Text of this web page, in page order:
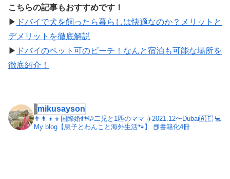
こちらの記事もおすすめです！
▶︎ ドバイで犬を飼ったら暮らしは快適なのか？メリットと
デメリットを徹底解説
▶︎ ドバイのペット可のビーチ！なんと宿泊も可能な場所を
徹底紹介！
mikusayson
👨‍👩‍👦‍👦国際婚👬🐶二児と1匹のママ ✈️2021.12〜Dubai🇦🇪 💻
My blog【息子とわんこと海外生活🐾】
📕書籍化4冊